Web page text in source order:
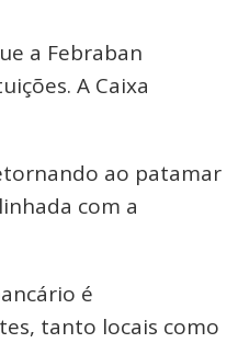
a Febraban
A Caixa
ao patamar
com a
é
tanto locais como